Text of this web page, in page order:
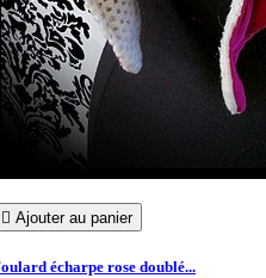
 Ajouter au panier
écharpe rose doublé...